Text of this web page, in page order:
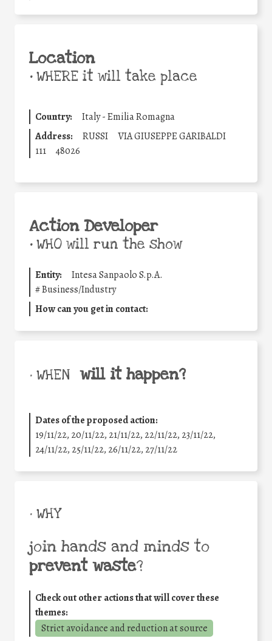
Location
•WHERE it will take place
Country:
Italy - Emilia Romagna
Address:
RUSSI
VIA GIUSEPPE GARIBALDI
111
48026
Action Developer
•WHO will run the show
Entity:
Intesa Sanpaolo S.p.A.
#Business/Industry
How can you get in contact:
• WHEN will it happen?
Dates of the proposed action:
19/11/22, 20/11/22, 21/11/22, 22/11/22, 23/11/22,
24/11/22, 25/11/22, 26/11/22, 27/11/22
• WHY
join hands and minds to
prevent waste?
Check out other actions that will cover these
themes:
Strict avoidance and reduction at source